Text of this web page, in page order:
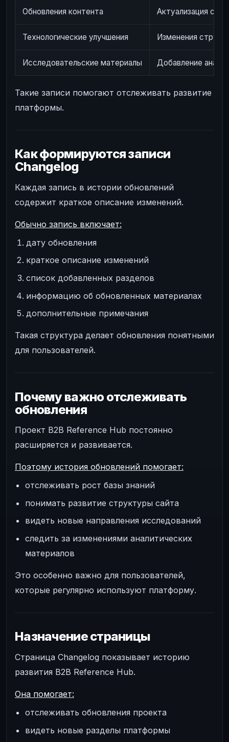
Обновления контента Актуализация
Технологические улучшения Изменения
Исследовательские материалы Добавление
Такие записи помогают отслеживать развитие
платформы.
Как формируются записи
Changelog
Каждая запись в истории обновлений
содержит краткое описание изменений.
Обычно запись включает:
дату обновления
краткое описание изменений
список добавленных разделов
информацию об обновленных материалах
дополнительные примечания
Такая структура делает обновления понятными
для пользователей.
Почему важно отслеживать
обновления
Проект B2B Reference Hub постоянно
расширяется и развивается.
Поэтому история обновлений помогает:
отслеживать рост базы знаний
понимать развитие структуры сайта
видеть новые направления исследований
следить за изменениями аналитических
материалов
Это особенно важно для пользователей,
которые регулярно используют платформу.
Назначение страницы
Страница Changelog показывает историю
развития B2B Reference Hub.
Она помогает:
отслеживать обновления проекта
видеть новые разделы платформы